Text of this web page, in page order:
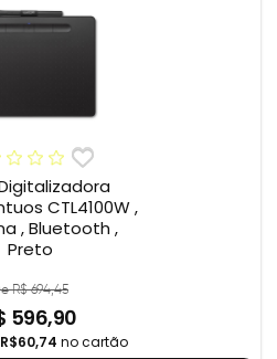
CTL4100W ,
, Bluetooth ,
Preto
R$ 694,45
596,90
R$60,74 no cartão